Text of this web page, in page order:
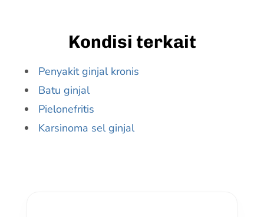
Kondisi terkait
Penyakit ginjal kronis
Batu ginjal
Pielonefritis
Karsinoma sel ginjal